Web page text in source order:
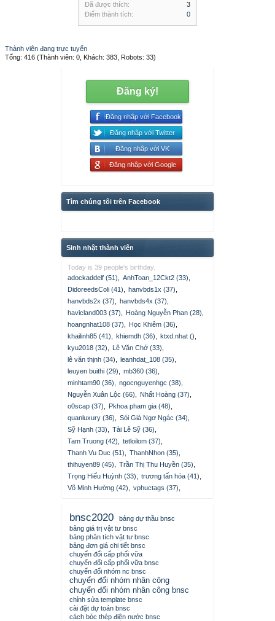
Đã được thích:
3
Điểm thành tích:
0
Thành viên đang trực tuyến
Tổng: 416 (Thành viên: 0, Khách: 383, Robots: 33)
Đăng ký!
Đăng nhập với Facebook
Đăng nhập với Twitter
Đăng nhập với VK
Đăng nhập với Google
Tìm chúng tôi trên Facebook
Sinh nhật thành viên
Today is 39 people's birthday.
adockaddelf (51)
AnhToan_12Ckt2 (33)
DidoreedsColi (41)
hanvbds1x (37)
hanvbds2x (37)
hanvbds4x (37)
havicland003 (37)
Hoàng Nguyễn Phan (28)
hoangnhat108 (37)
Học Khiêm (36)
khailinh85 (41)
khiemdh (36) ktxd.nhat ()
kyu2018 (32)
Lê Văn Chớ (33)
lê văn thịnh (34)
leanhdat_108 (35)
leuyen buithi (29)
mb360 (36)
minhtam90 (36)
ngocnguyenhgc (38)
Nguyễn Xuân Lộc (66)
Nhất Hoàng (37)
o0scap (37)
Pkhoa pham gia (48)
quanluxury (36)
Sói Già Ngơ Ngác (34)
Sỹ Hạnh (33)
Tài Lê Sỹ (36)
Tam Truong (42)
tetloilom (37)
Thanh Vu Duc (51)
ThanhNhon (35)
thihuyen89 (45)
Trần Thị Thu Huyền (35)
Trọng Hiếu Huỳnh (33)
trương tấn hóa (41)
Võ Minh Hường (42)
vphuctags (37)
bnsc2020
bảng dự thầu bnsc
bảng giá trị vật tư bnsc
bảng phân tích vật tư bnsc
bảng đơn giá chi tiết bnsc
chuyển đổi cấp phối vữa
chuyển đổi cấp phối vữa bnsc
chuyển đổi nhóm nc bnsc
chuyển đổi nhóm nhân công
chuyển đổi nhóm nhân công bnsc
chỉnh sửa template bnsc
cài đặt dự toán bnsc
cách bóc thép điện nước bnsc